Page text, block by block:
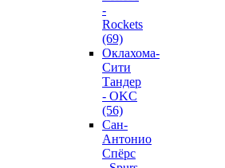
-
Rockets
(69)
Оклахома-
Сити
Тандер
- OKC
(56)
Сан-
Антонио
Спёрс